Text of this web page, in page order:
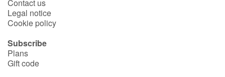
Contact us
Legal notice
Cookie policy
Subscribe
Plans
Gift code